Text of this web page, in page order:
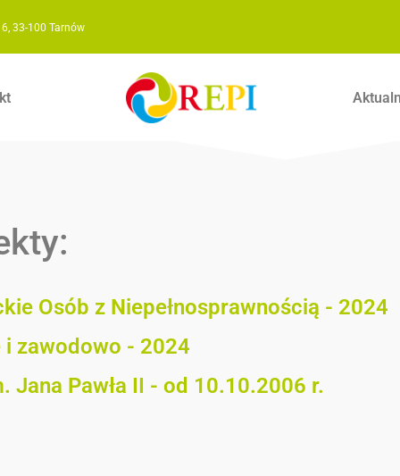
33-100 Tarnów
Osób z Niepełnosprawnością - 2024
zawodowo - 2024
Pawła II - od 10.10.2006 r.